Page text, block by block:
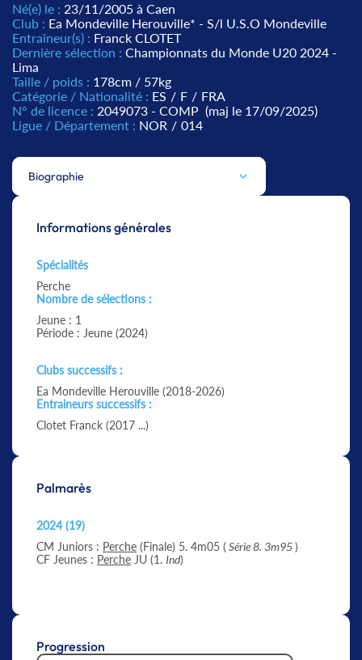
Né(e) le : 23/11/2005 à Caen
Club : Ea Mondeville Herouville* - S/l U.S.O Mondeville
Entraîneur(s) : Franck CLOTET
Dernière sélection : Championnats du Monde U20 2024 -
Lima
Taille / poids : 178cm / 57kg
Catégorie / Nationalité : ES / F / FRA
N° de licence : 2049073 - COMP (maj le 17/09/2025)
Ligue / Département : NOR / 014
Biographie
Informations générales
Spécialités
Perche
Nombre de sélections :
Jeune : 1
Période : Jeune (2024)
Clubs successifs :
Ea Mondeville Herouville (2018-2026)
Entraineurs successifs :
Clotet Franck (2017 ...)
Palmarès
2024 (19)
CM Juniors : Perche (Finale) 5. 4m05 ( Série 8. 3m95)
CF Jeunes : Perche JU (1. Ind)
Progression